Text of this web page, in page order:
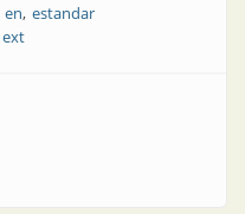
en estandar
ext